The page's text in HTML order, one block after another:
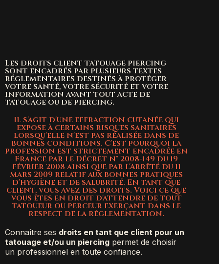
Les droits client tatouage piercing
sont encadrés par plusieurs textes
réglementaires destinés à protéger
votre santé, votre sécurité et votre
information avant tout acte de
tatouage ou de piercing.
Il s'agit d'une effraction cutanée qui
expose à certains risques sanitaires
lorsqu'elle n'est pas réalisée dans de
bonnes conditions. C'est pourquoi la
profession est strictement encadrée en
France par le Décret n° 2008-149 du 19
février 2008 ainsi que par l'Arrêté du 11
mars 2009 relatif aux bonnes pratiques
d'hygiène et de salubrité. En tant que
client, vous avez des droits. Voici ce que
vous êtes en droit d'attendre de tout
tatoueur ou perceur exerçant dans le
respect de la réglementation.
Connaître ses droits en tant que client pour un
tatouage et/ou un piercing permet de choisir
un professionnel en toute confiance.